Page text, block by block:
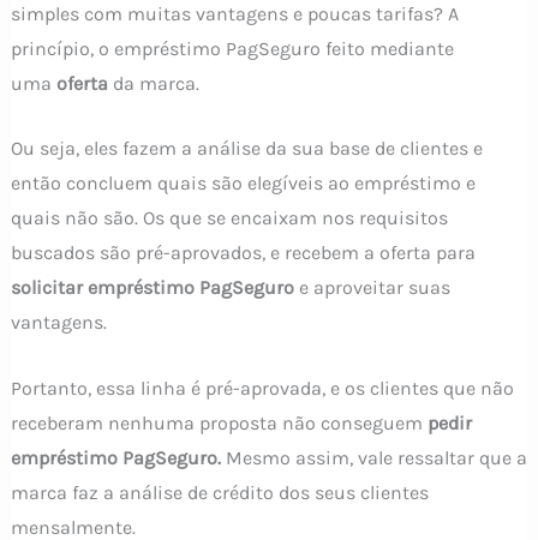
simples com muitas vantagens e poucas tarifas? A
princípio, o empréstimo PagSeguro feito mediante
uma oferta da marca.
Ou seja, eles fazem a análise da sua base de clientes e
então concluem quais são elegíveis ao empréstimo e
quais não são. Os que se encaixam nos requisitos
buscados são pré-aprovados, e recebem a oferta para
solicitar empréstimo PagSeguroe aproveitar suas
vantagens.
Portanto, essa linha é pré-aprovada, e os clientes que não
receberam nenhuma proposta não conseguem pedir
empréstimo PagSeguro.Mesmo assim, vale ressaltar que a
marca faz a análise de crédito dos seus clientes
mensalmente.